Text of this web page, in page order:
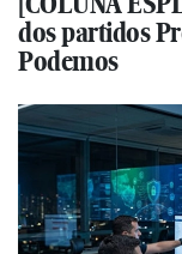
dos partidos
Podemos